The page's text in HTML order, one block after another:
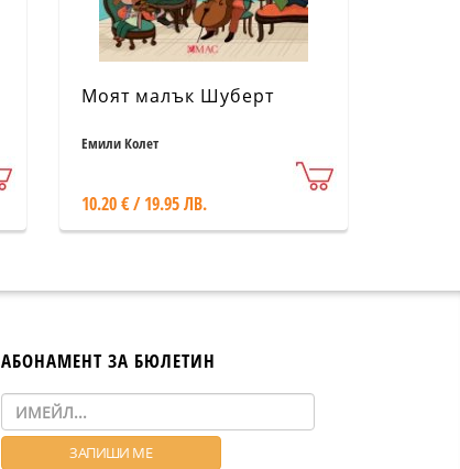
Моят малък Шуберт
Емили Колет
10.20 € / 19.95 ЛВ.
АБОНАМЕНТ ЗА БЮЛЕТИН